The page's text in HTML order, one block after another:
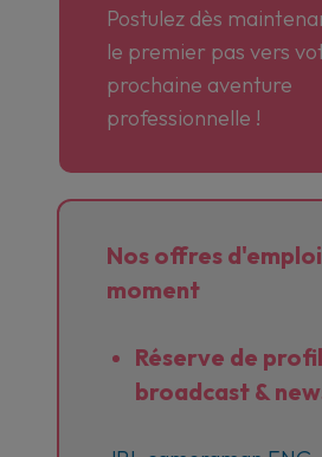
Postulez dès
le premier pas vers
prochaine aventure
professionnelle !
Nos offres
moment
Réserve de
broadcast &